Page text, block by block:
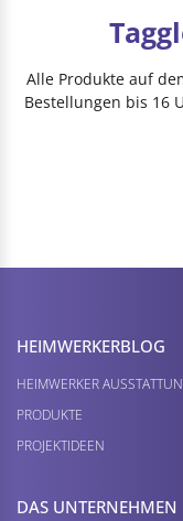
Alle Produkte auf
Bestellungen bis 16
HEIMWERKER­BLOG
HEIMWERKER
PRODUKTE
PROJEKTIDEEN
DAS UNTERNEHMEN